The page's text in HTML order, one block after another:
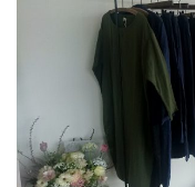
ランチ
その他
その他
その他